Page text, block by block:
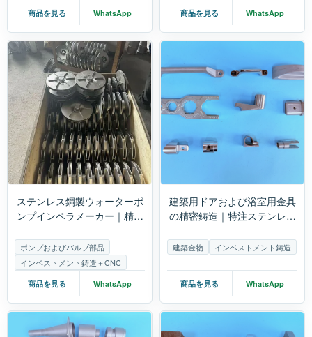
商品を見る WhatsApp 商品を見る WhatsApp
ステンレス鋼製ウォーターポ
ンプインペラメーカー｜精密
ポンプおよびバルブ部品
インベストメント鋳造＋CNC
商品を見る WhatsApp
建築用ドアおよび浴室用金具
の精密鋳造｜特注ステンレス
建築金物 インベストメント鋳造
商品を見る WhatsApp